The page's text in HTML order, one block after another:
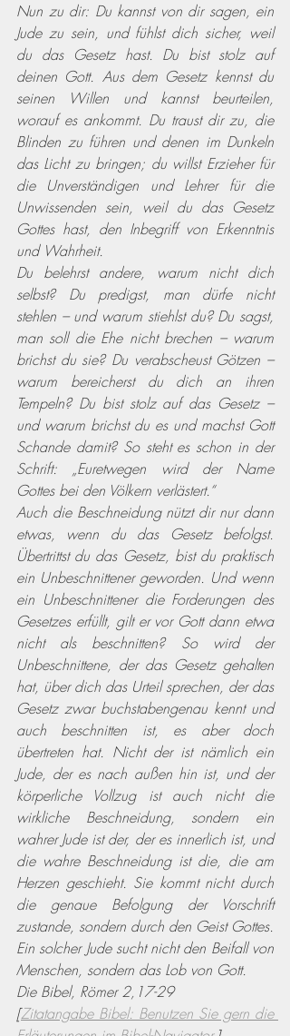
Nun zu dir: Du kannst von dir sagen, ein
Jude zu sein, und fühlst dich sicher, weil
du das Gesetz hast. Du bist stolz auf
deinen Gott. Aus dem Gesetz kennst du
seinen Willen und kannst beurteilen,
worauf es ankommt. Du traust dir zu, die
Blinden zu führen und denen im Dunkeln
das Licht zu bringen; du willst Erzieher für
die Unverständigen und Lehrer für die
Unwissenden sein, weil du das Gesetz
Gottes hast, den Inbegriff von Erkenntnis
und Wahrheit.
Du belehrst andere, warum nicht dich
selbst? Du predigst, man dürfe nicht
stehlen – und warum stiehlst du? Du sagst,
man soll die Ehe nicht brechen – warum
brichst du sie? Du verabscheust Götzen –
warum bereicherst du dich an ihren
Tempeln? Du bist stolz auf das Gesetz –
und warum brichst du es und machst Gott
Schande damit? So steht es schon in der
Schrift: „Euretwegen wird der Name
Gottes bei den Völkern verlästert.“
Auch die Beschneidung nützt dir nur dann
etwas, wenn du das Gesetz befolgst.
Übertrittst du das Gesetz, bist du praktisch
ein Unbeschnittener geworden. Und wenn
ein Unbeschnittener die Forderungen des
Gesetzes erfüllt, gilt er vor Gott dann etwa
nicht als beschnitten? So wird der
Unbeschnittene, der das Gesetz gehalten
hat, über dich das Urteil sprechen, der das
Gesetz zwar buchstabengenau kennt und
auch beschnitten ist, es aber doch
übertreten hat. Nicht der ist nämlich ein
Jude, der es nach außen hin ist, und der
körperliche Vollzug ist auch nicht die
wirkliche Beschneidung, sondern ein
wahrer Jude ist der, der es innerlich ist, und
die wahre Beschneidung ist die, die am
Herzen geschieht. Sie kommt nicht durch
die genaue Befolgung der Vorschrift
zustande, sondern durch den Geist Gottes.
Ein solcher Jude sucht nicht den Beifall von
Menschen, sondern das Lob von Gott.
Die Bibel, Römer 2,17-29
[Zitatangabe Bibel: Benutzen Sie gern die